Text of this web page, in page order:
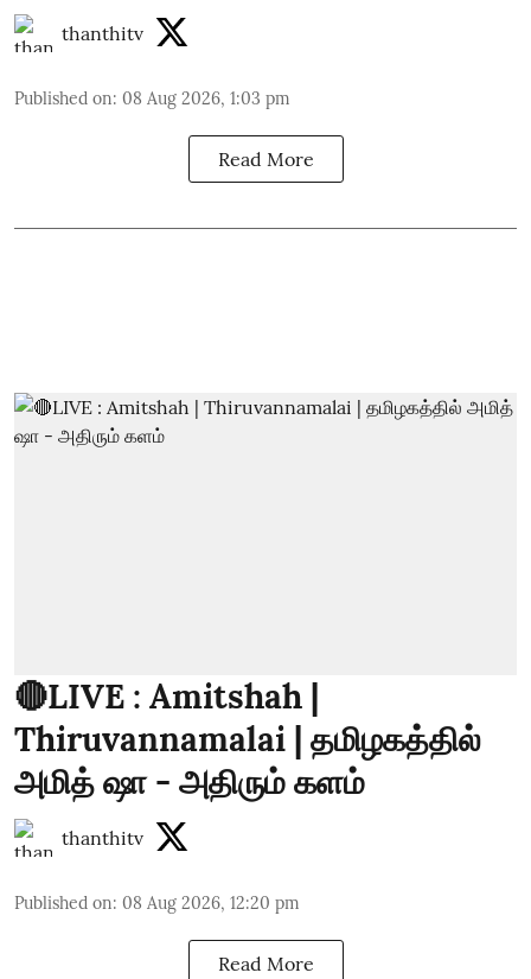
thanthitv
Published on: 08 Aug 2026, 1:03 pm
Read More
🔴LIVE : Amitshah |
Thiruvannamalai | தமிழகத்தில்
அமித் ஷா - அதிரும் களம்
thanthitv
Published on: 08 Aug 2026, 12:20 pm
Read More